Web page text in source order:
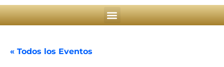
« Todos los Eventos